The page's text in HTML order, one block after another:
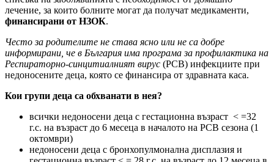
лечение, за които болните могат да получат медикаменти,
финансирани от НЗОК.
Често за родителите не става ясно или не са добре
информирани, че в България има програма за профилактика на
Респираторно-синцитиалният вирус (РСВ) инфекциите при
недоносените деца, която се финансира от здравната каса.
Кои групи деца са обхванати в нея?
всички недоносени деца с гестационна възраст < =32
г.с. на възраст до 6 месеца в началото на РСВ сезона (1
октомври)
недоносени деца с бронхопулмонална дисплазия и